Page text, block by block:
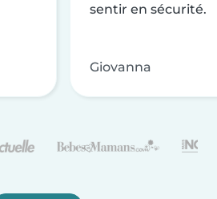
sentir en sécurité.
Giovanna